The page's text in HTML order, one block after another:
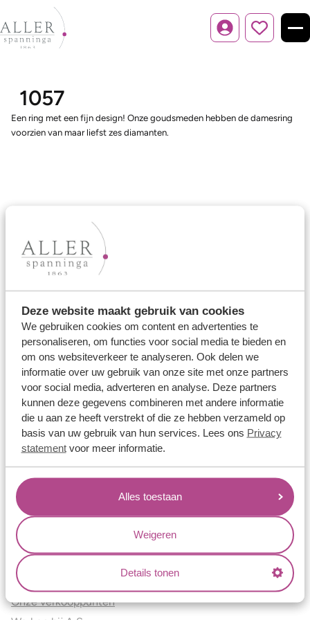
Deze website maakt gebruik van cookies
We gebruiken cookies om content en advertenties te
personaliseren, om functies voor social media te bieden en
om ons websiteverkeer te analyseren. Ook delen we
informatie over uw gebruik van onze site met onze partners
voor social media, adverteren en analyse. Deze partners
kunnen deze gegevens combineren met andere informatie
die u aan ze heeft verstrekt of die ze hebben verzameld op
basis van uw gebruik van hun services. Lees ons Privacy
statementvoor meer informatie.
Alles toestaan
Weigeren
Details tonen
Inloggen
1057
Een ring met een fijn design! Onze goudsmeden hebben de damesring
voorzien van maar liefst zes diamanten.
Ons aanbod
Trouwringen
Memoireringen
Verlovingsringen
Vriendschapsringen
Over ons
Aller Spanninga
Historie
Certificaten
Blogs
Jouw voordelen
Conflictvrije Materialen
Oneindig veel mogelijkheden
Kwaliteit
Juweliers & Contact
Onze verkooppunten